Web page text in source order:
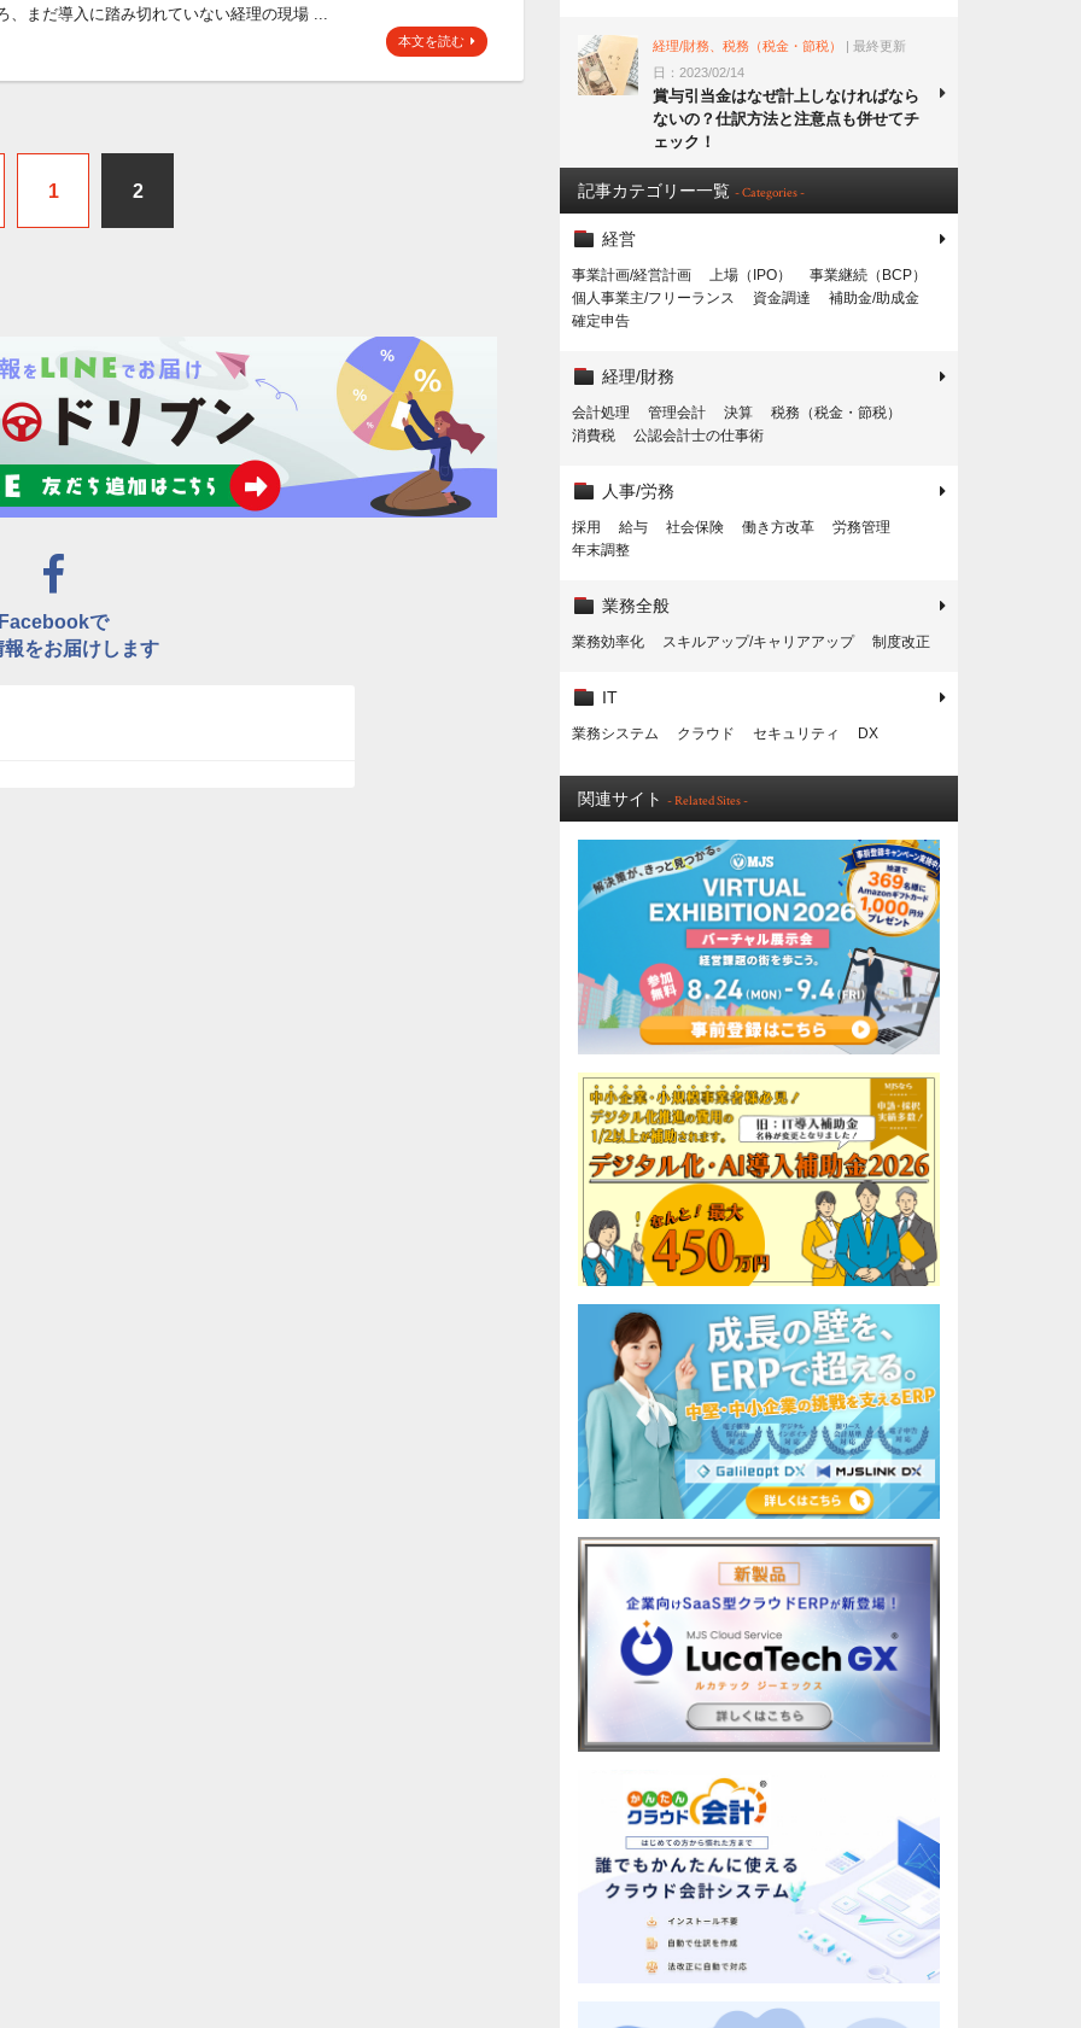
、まだ導入に踏み切れていない経理の現場 ...
本文を読む
1 2
で
報をお届けします
経理/財務、税務（税金・節税）
| 最終更新
日：2023/02/14
賞与引当金はなぜ計上しなければなら
ないの？仕訳方法と注意点も併せてチ
ェック！
記事カテゴリー一覧 - Categories -
経営
事業計画/経営計画 上場（IPO）
事業継続（BCP）
個人事業主/フリーランス
資金調達
補助金/助成金
確定申告
経理/財務
会計処理 管理会計 決算
税務（税金・節税）
消費税
公認会計士の仕事術
人事/労務
採用 給与 社会保険 働き方改革
労務管理
年末調整
業務全般
業務効率化 スキルアップ/キャリアアップ 制度改正
IT
業務システム クラウド セキュリティ DX
関連サイト - Related Sites -